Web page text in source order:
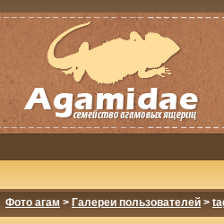
Фото агам > Галереи пользователей >